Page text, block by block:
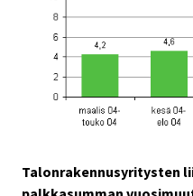
Talonrakennusyritysten